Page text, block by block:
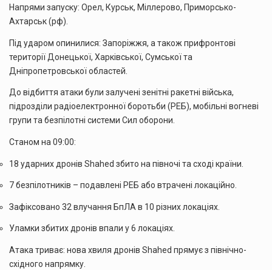
Напрями запуску: Орел, Курськ, Міллерово, Приморсько-
Ахтарськ (рф).
Під ударом опинилися: Запоріжжя, а також прифронтові
території Донецької, Харківської, Сумської та
Дніпропетровської областей.
До відбиття атаки були залучені зенітні ракетні війська,
підрозділи радіоелектронної боротьби (РЕБ), мобільні вогневі
групи та безпілотні системи Сил оборони.
Станом на 09:00:
18 ударних дронів Shahed збито на півночі та сході країни.
7 безпілотників – подавлені РЕБ або втрачені локаційно.
Зафіксовано 32 влучання БпЛА в 10 різних локаціях.
Уламки збитих дронів впали у 6 локаціях.
Атака триває: нова хвиля дронів Shahed прямує з північно-
східного напрямку.